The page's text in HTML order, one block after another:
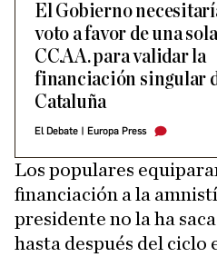
El Gobierno
voto a favor de una sola
CC.AA. para validar la
financiación singular
Cataluña
El Debate Europa Press
Los populares
financiación a la
presidente no la ha
hasta después del ciclo